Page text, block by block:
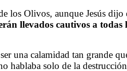
los Olivos, aunque Jesús
llevados cautivos a
una calamidad tan grande
solo de la